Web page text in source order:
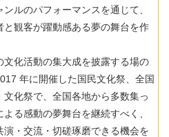
ンルのパフォーマンスを通じて、
と観客が躍動感ある夢の舞台を作
文化活動の集大成を披露する場の
年に開催した国民文化祭、全国
文化祭で、全国各地から多数集っ
よる感動の夢舞台を継続すべく、
演・交流・切磋琢磨できる機会を